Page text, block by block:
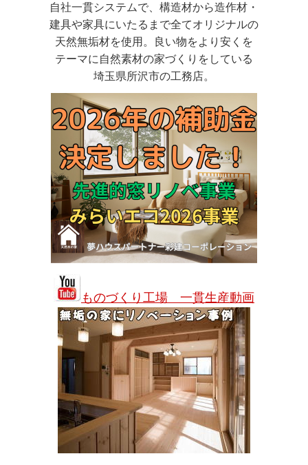
自社一貫システムで、構造材から造作材・
建具や家具にいたるまで全てオリジナルの
天然無垢材を使用。良い物をより安くを
テーマに自然素材の家づくりをしている
埼玉県所沢市の工務店。
ものづくり工場 一貫生産動画